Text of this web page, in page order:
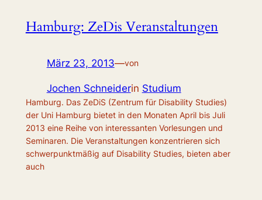
Hamburg: ZeDis Veranstaltungen
März 23, 2013—von
Jochen Schneiderin Studium
Hamburg. Das ZeDiS (Zentrum für Disability Studies)
der Uni Hamburg bietet in den Monaten April bis Juli
2013 eine Reihe von interessanten Vorlesungen und
Seminaren. Die Veranstaltungen konzentrieren sich
schwerpunktmäßig auf Disability Studies, bieten aber
auch